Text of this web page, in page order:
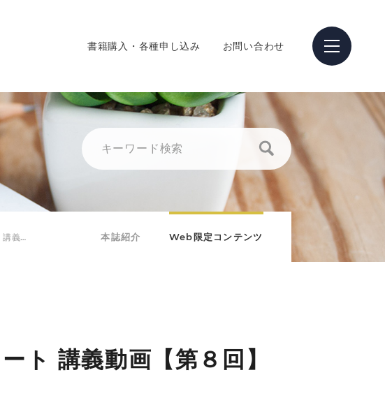
書籍購入・各種申し込み お問い合わせ
講義… 本誌紹介 Web限定コンテンツ
ト 講義動画【第８回】